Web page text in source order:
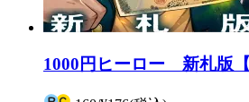
1000円ヒーロー 新札版